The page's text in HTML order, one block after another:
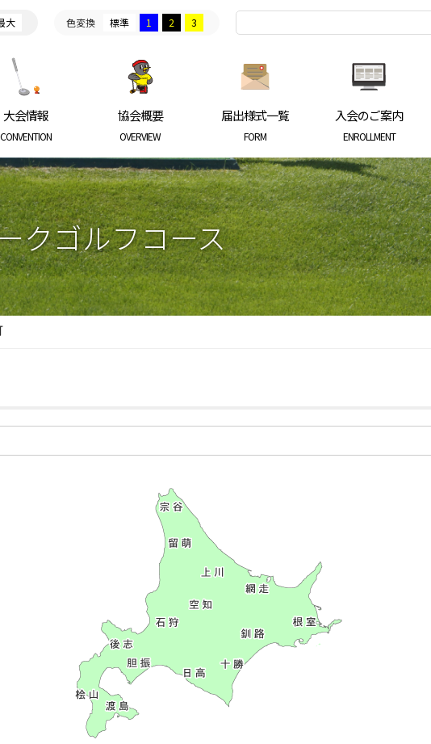
大 色変換 標準 1 2 3
大会情報
CONVENTION
協会概要
OVERVIEW
届出様式一覧
FORM
入会のご案内
ENROLLMENT
クゴルフコース